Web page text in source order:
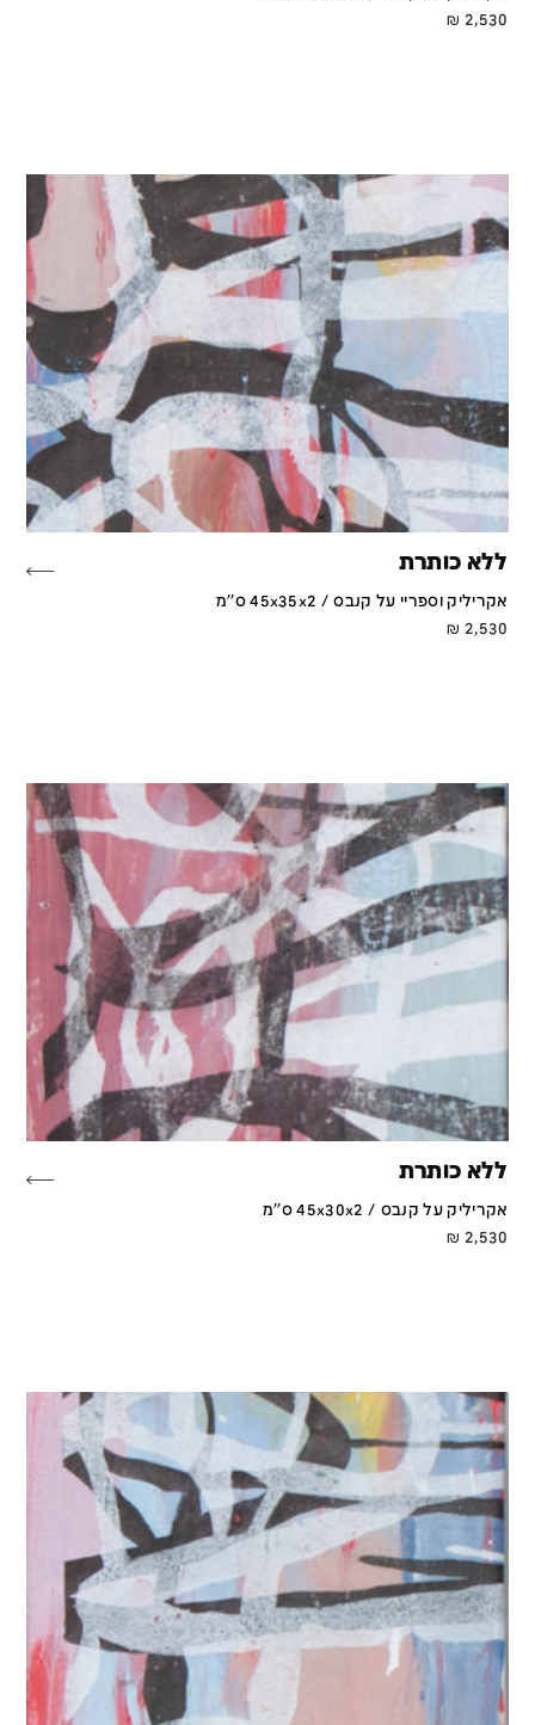
2,530
₪
ללא כותרת
אקריליק וספריי על קנבס / 45x35x2 ס''מ
2,530
₪
ללא כותרת
אקריליק על קנבס / 45x30x2 ס''מ
2,530
₪